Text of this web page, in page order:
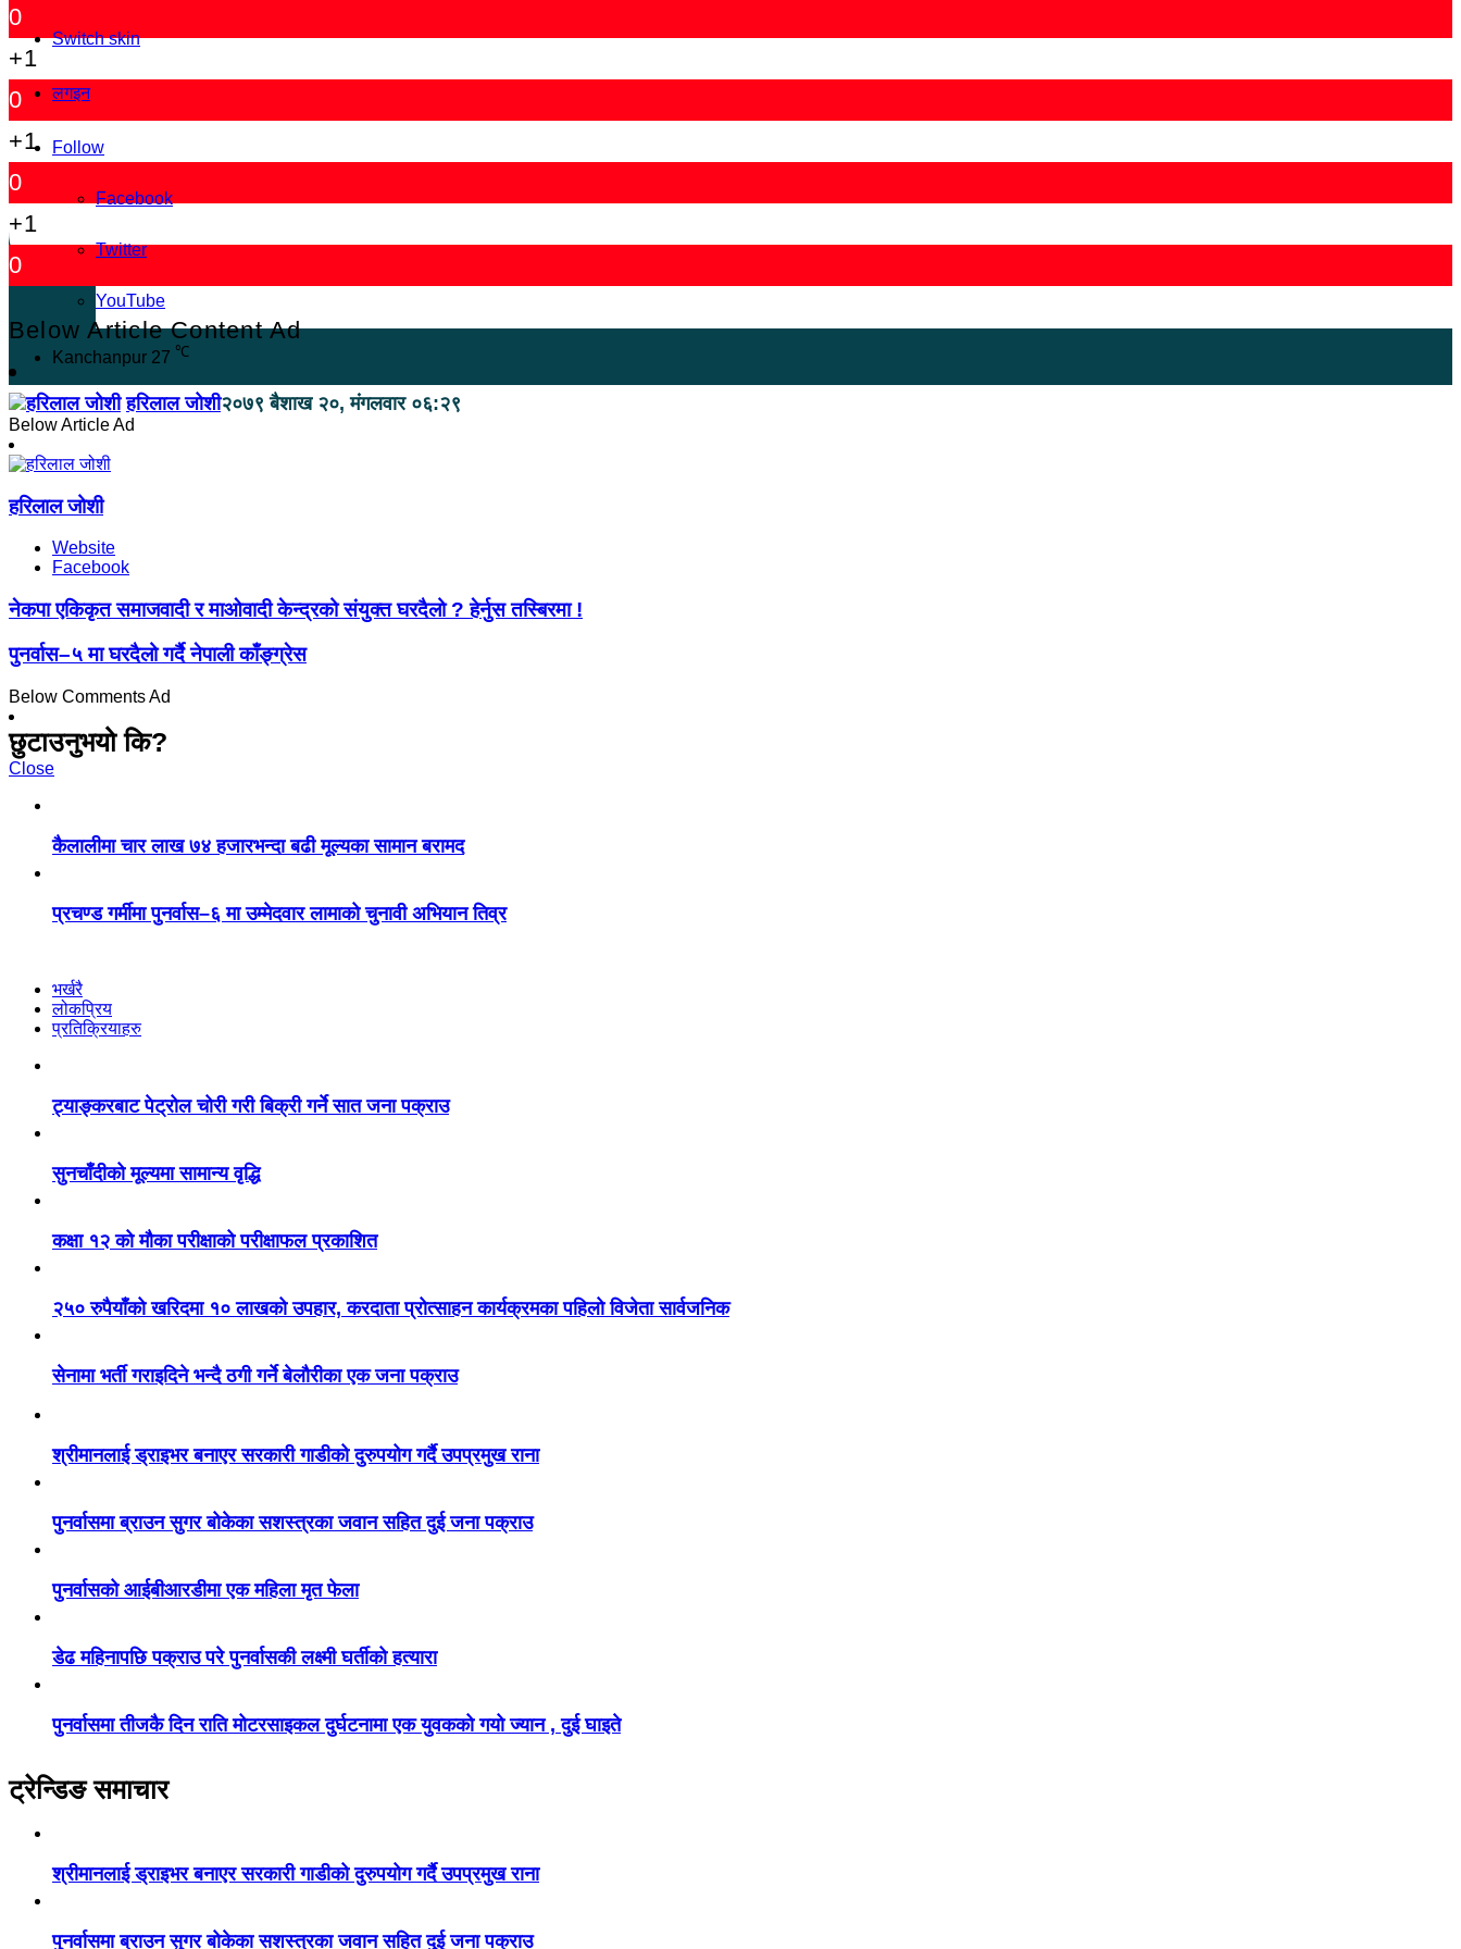
Switch skin
लगइन
Follow
Facebook
Twitter
YouTube
Kanchanpur 27 ℃
0
+1
0
+1
0
+1
0
Below Article Content Ad
हरिलाल जोशी२०७९ बैशाख २०, मंगलवार ०६:२९
Below Article Ad
हरिलाल जोशी
Website
Facebook
नेकपा एकिकृत समाजवादी र माओवादी केन्द्रको संयुक्त घरदैलो ? हेर्नुस तस्बिरमा !
पुनर्वास–५ मा घरदैलो गर्दै नेपाली काँङ्ग्रेस
Below Comments Ad
छुटाउनुभयो कि?
Close
कैलालीमा चार लाख ७४ हजारभन्दा बढी मूल्यका सामान बरामद
प्रचण्ड गर्मीमा पुनर्वास–६ मा उम्मेदवार लामाको चुनावी अभियान तिव्र
भर्खरै
लोकप्रिय
प्रतिक्रियाहरु
ट्याङ्करबाट पेट्रोल चोरी गरी बिक्री गर्ने सात जना पक्राउ
सुनचाँदीको मूल्यमा सामान्य वृद्धि
कक्षा १२ को मौका परीक्षाको परीक्षाफल प्रकाशित
२५० रुपैयाँको खरिदमा १० लाखको उपहार, करदाता प्रोत्साहन कार्यक्रमका पहिलो विजेता सार्वजनिक
सेनामा भर्ती गराइदिने भन्दै ठगी गर्ने बेलौरीका एक जना पक्राउ
श्रीमानलाई ड्राइभर बनाएर सरकारी गाडीको दुरुपयोग गर्दै उपप्रमुख राना
पुनर्वासमा ब्राउन सुगर बोकेका सशस्त्रका जवान सहित दुई जना पक्राउ
पुनर्वासको आईबीआरडीमा एक महिला मृत फेला
डेढ महिनापछि पक्राउ परे पुनर्वासकी लक्ष्मी घर्तीको हत्यारा
पुनर्वासमा तीजकै दिन राति मोटरसाइकल दुर्घटनामा एक युवकको गयो ज्यान , दुई घाइते
ट्रेन्डिङ समाचार
श्रीमानलाई ड्राइभर बनाएर सरकारी गाडीको दुरुपयोग गर्दै उपप्रमुख राना
पुनर्वासमा ब्राउन सुगर बोकेका सशस्त्रका जवान सहित दुई जना पक्राउ